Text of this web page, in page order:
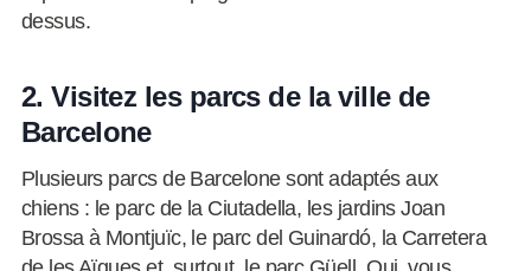
dessus.
2. Visitez les parcs de la ville de
Barcelone
Plusieurs parcs de Barcelone sont adaptés aux
chiens : le parc de la Ciutadella, les jardins Joan
Brossa à Montjuïc, le parc del Guinardó, la Carretera